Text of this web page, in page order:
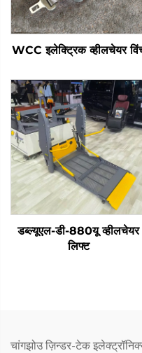
WCC इलेक्ट्रिक व्हीलचेयर
डब्ल्यूएल-डी-880यू व्हीलचेयर
लिफ्ट
चांगझोउ ज़िन्डर-टेक